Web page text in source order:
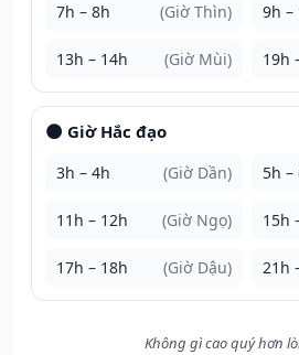
7h – 8h (Giờ Thìn) 9h –
13h – 14h (Giờ Mùi) 19h
🌑 Giờ Hắc đạo
3h – 4h (Giờ Dần) 5h –
11h – 12h (Giờ Ngọ) 15h
17h – 18h (Giờ Dậu) 21h
Không gì cao quý hơn